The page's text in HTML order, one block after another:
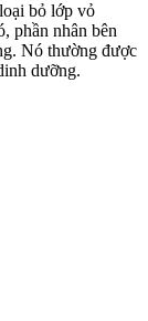
bỏ lớp vỏ
phần nhân bên
Nó thường được
dưỡng.